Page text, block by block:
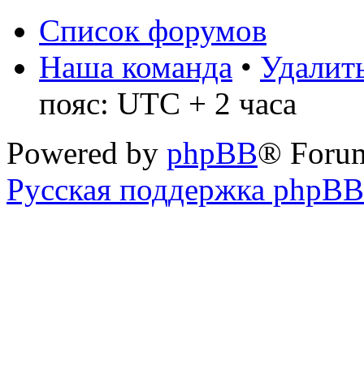
Список форумов
Наша команда •
пояс: UTC + 2 часа
Powered by phpBB®
Русская поддержка phpBB